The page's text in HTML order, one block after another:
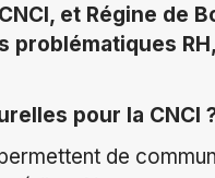
et Régine de
pour la CNCI
de